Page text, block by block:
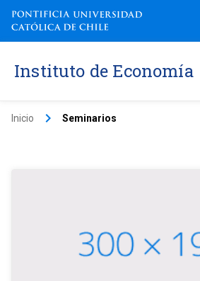
Instituto de Economía
Inicio keyboard_arrow_right Seminarios